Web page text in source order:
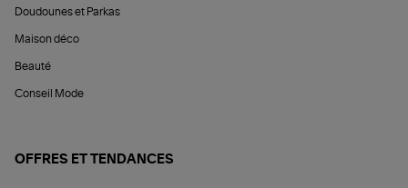
Doudounes et Parkas
Maison déco
Beauté
Conseil Mode
OFFRES ET TENDANCES